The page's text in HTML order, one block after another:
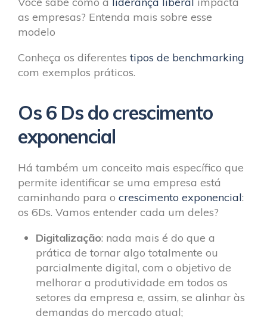
as empresas? Entenda mais sobre esse
modelo
Conheça os diferentes tipos de benchmarking
com exemplos práticos.
Os 6 Ds do crescimento
exponencial
Há também um conceito mais específico que
permite identificar se uma empresa está
caminhando para o crescimento exponencial:
os 6Ds. Vamos entender cada um deles?
Digitalização: nada mais é do que a
prática de tornar algo totalmente ou
parcialmente digital, com o objetivo de
melhorar a produtividade em todos os
setores da empresa e, assim, se alinhar às
demandas do mercado atual;